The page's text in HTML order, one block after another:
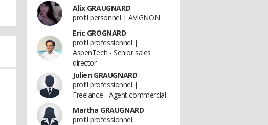
Alix GRAUGNARD
profil personnel | AVIGNON
Eric GROGNARD
profil professionnel |
AspenTech - Senior sales
director
Julien GRAUGNARD
profil professionnel |
Freelance - Agent commercial
Martha GRAUGNARD
profil professionnel